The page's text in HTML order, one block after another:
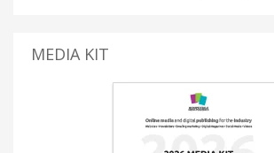
MEDIA KIT